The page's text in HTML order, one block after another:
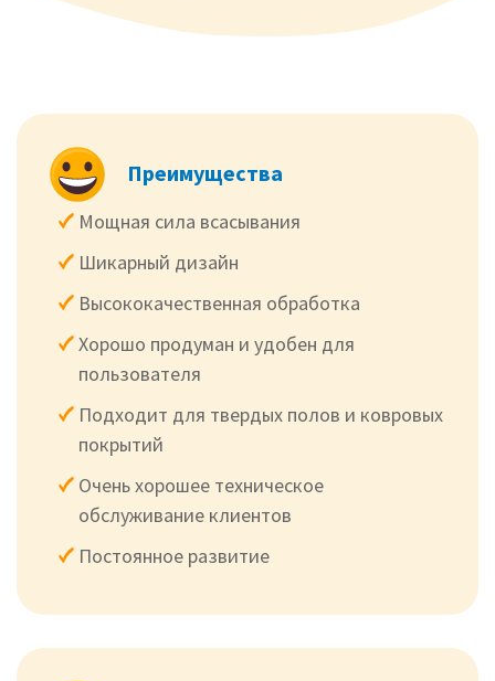
Преимущества
Мощная сила всасывания
Шикарный дизайн
Высококачественная обработка
Хорошо продуман и удобен для
пользователя
Подходит для твердых полов и ковровых
покрытий
Очень хорошее техническое
обслуживание клиентов
Постоянное развитие